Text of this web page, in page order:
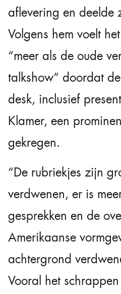
aflevering en deelde
Volgens hem voelt
“meer als de oude
talkshow” doordat
desk, inclusief
Klamer, een
gekregen.
“De rubriekjes zijn
verdwenen, er is
gesprekken en de
Amerikaanse
achtergrond
Vooral het